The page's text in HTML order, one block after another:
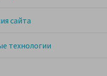
сайта
технологии